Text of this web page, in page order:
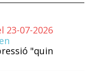
23-07-2026
"quin